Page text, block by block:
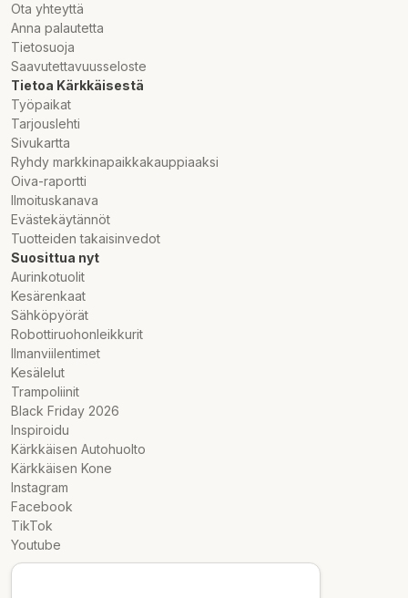
Ota yhteyttä
Anna palautetta
Tietosuoja
Saavutettavuusseloste
Tietoa Kärkkäisestä
Työpaikat
Tarjouslehti
Sivukartta
Ryhdy markkinapaikkakauppiaaksi
Oiva-raportti
Ilmoituskanava
Evästekäytännöt
Tuotteiden takaisinvedot
Suosittua nyt
Aurinkotuolit
Kesärenkaat
Sähköpyörät
Robottiruohonleikkurit
Ilmanviilentimet
Kesälelut
Trampoliinit
Black Friday 2026
Inspiroidu
Kärkkäisen Autohuolto
Kärkkäisen Kone
Instagram
Facebook
TikTok
Youtube